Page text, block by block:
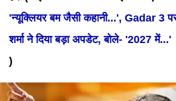
'न्यूक्लियर बम जैसी कहानी...', Gadar 3
शर्मा ने दिया बड़ा अपडेट, बोले- '2027 में...'
)